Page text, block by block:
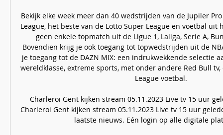
Bekijk elke week meer dan 40 wedstrijden van de Jupiler
League, het beste van de Lotto Super League en voetbal
geen enkele topmatch uit de Ligue 1, Laliga, Serie A,
Bovendien krijg je ook toegang tot topwedstrijden uit de
je toegang tot de DAZN MIX: een indrukwekkende selectie
wereldklasse, extreme sports, met onder andere Red Bull tv,
League voetbal.
Charleroi Gent kijken stream 05.11.2023 Live tv 15 uur
Charleroi Gent kijken stream 05.11.2023 Live tv 15 uur
laatste nieuws. Eén login op alle digitale